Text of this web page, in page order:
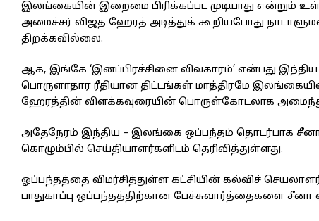
இலங்கையின் இறைமை பிரிக்கப்பட முடியாது என்றும்
அமைச்சர் விஜத ஹேரத் அடித்துக் கூறியபோது
திறக்கவில்லை.
ஆக, இங்கே ‘இனப்பிரச்சினை விவகாரம்’ என்பது
பொருளாதார ரீதியான திட்டங்கள் மாத்திரமே
ஹேரத்தின் விளக்கவுரையின் பொருள்கோடலாக
அதேநேரம் இந்திய – இலங்கை ஒப்பந்தம் தொடர்பாக
கொழும்பில் செய்தியாளர்களிடம் தெரிவித்துள்ளது.
ஓப்பந்தத்தை விமர்சித்துள்ள கட்சியின் கல்விச்
பாதுகாப்பு ஒப்பந்தத்திற்கான பேச்சுவார்த்தைகளை சீனா